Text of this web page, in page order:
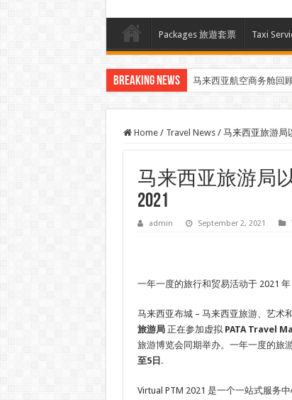
Packages 旅遊套票 Taxi
Breaking News 马来西亚航空商务舱回
Klook客路汇聚超过50位
Home / Travel News / 马来西亚旅游局
马来西亚旅游局以
2021
admin September 2, 2021
一年一度的旅行和贸易活动于 2021 年
马来西亚布城 – 马来西亚旅游、艺术
旅游局正在参加虚拟 PATA Travel
旅游博览会同期举办。一年一度的旅
至5日 .
Virtual PTM 2021 是一个一站式服务